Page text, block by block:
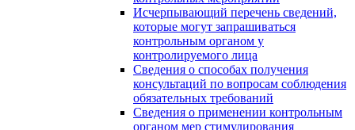
Исчерпывающий перечень сведений,
которые могут запрашиваться
контрольным органом у
контролируемого лица
Сведения о способах получения
консультаций по вопросам соблюдения
обязательных требований
Сведения о применении контрольным
органом мер стимулирования